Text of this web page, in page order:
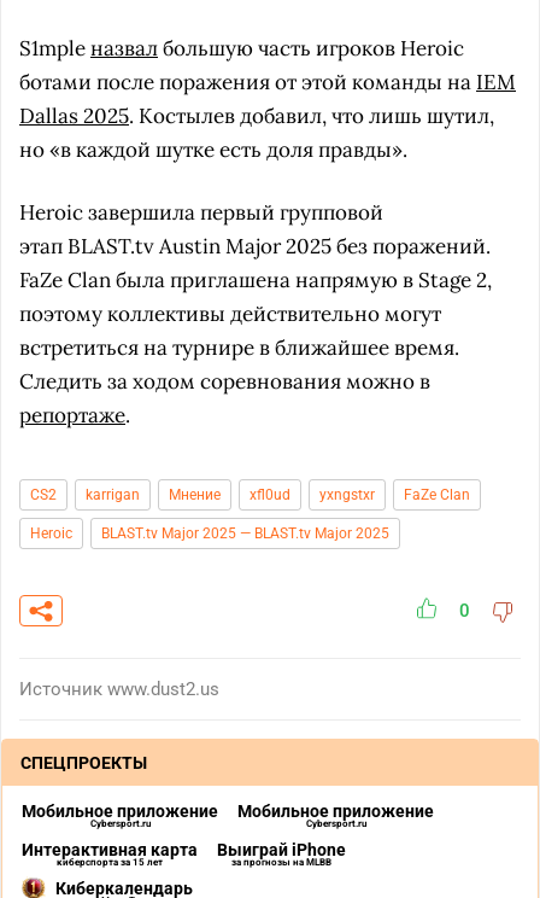
S1mpleназвалбольшую часть игроков Heroic
ботами после поражения от этой команды на IEM
Dallas 2025. Костылев добавил, что лишь шутил,
но «в каждой шутке есть доля правды».
Heroic завершила первый групповой
этап BLAST.tv Austin Major 2025 без поражений.
FaZe Clan была приглашена напрямую в Stage 2,
поэтому коллективы действительно могут
встретиться на турнире в ближайшее время.
Следить за ходом соревнования можно в
репортаже.
CS2 karrigan Мнение xfl0ud yxngstxr FaZe Clan
Heroic BLAST.tv Major 2025 — BLAST.tv Major 2025
0
Источник www.dust2.us
СПЕЦПРОЕКТЫ
Мобильное приложение
Cybersport.ru
Мобильное приложение
Cybersport.ru
Интерактивная карта
киберспорта за 15 лет
Выиграй iPhone
за прогнозы на MLBB
Киберкалендарь